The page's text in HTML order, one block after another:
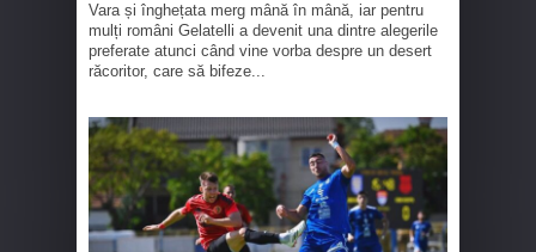
Vara și înghețata merg mână în mână, iar pentru
mulți români Gelatelli a devenit una dintre alegerile
preferate atunci când vine vorba despre un desert
răcoritor, care să bifeze...